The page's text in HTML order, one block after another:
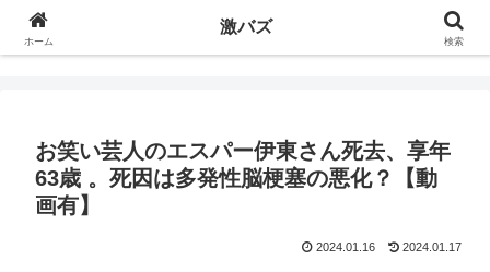
お笑い芸人のエスパー伊東さん死去、享年
63歳 。死因は多発性脳梗塞の悪化？【動
画有】
2024.01.16 2024.01.17
ホーム
激バズ
検索